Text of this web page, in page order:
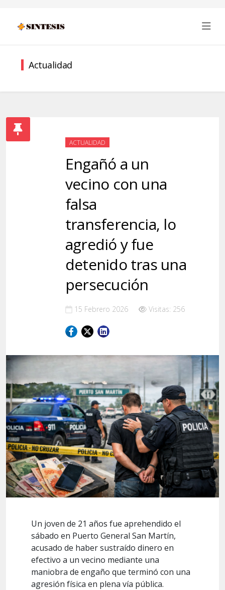
Actualidad
ACTUALIDAD
Engañó a un
vecino con una
falsa
transferencia, lo
agredió y fue
detenido tras una
persecución
15 Febrero 2026 Visitas: 256
Un joven de 21 años fue aprehendido el
sábado en Puerto General San Martín,
acusado de haber sustraído dinero en
efectivo a un vecino mediante una
maniobra de engaño que terminó con una
agresión física en plena vía pública.